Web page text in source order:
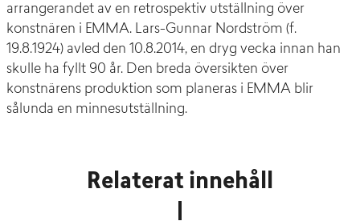
arrangerandet av en retrospektiv utställning över
konstnären i EMMA. Lars-Gunnar Nordström (f.
19.8.1924) avled den 10.8.2014, en dryg vecka innan han
skulle ha fyllt 90 år. Den breda översikten över
konstnärens produktion som planeras i EMMA blir
sålunda en minnesutställning.
Relaterat innehåll